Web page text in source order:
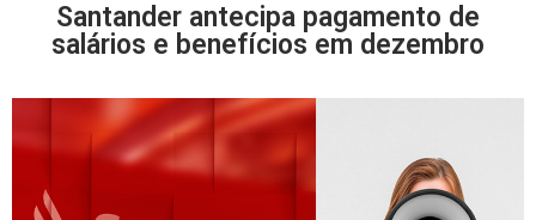
Santander antecipa pagamento de
salários e benefícios em dezembro